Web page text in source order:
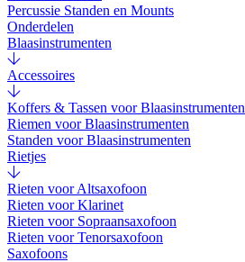
Percussie Standen en Mounts
Onderdelen
Blaasinstrumenten
Accessoires
Koffers & Tassen voor Blaasinstrumenten
Riemen voor Blaasinstrumenten
Standen voor Blaasinstrumenten
Rietjes
Rieten voor Altsaxofoon
Rieten voor Klarinet
Rieten voor Sopraansaxofoon
Rieten voor Tenorsaxofoon
Saxofoons